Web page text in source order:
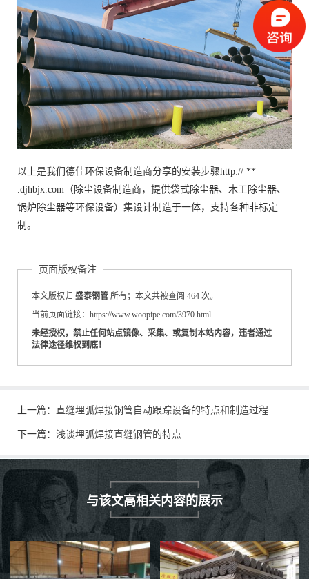
以上是我们德佳环保设备制造商分享的安装步骤http:// **
.djhbjx.com（除尘设备制造商，提供袋式除尘器、木工除尘器、
锅炉除尘器等环保设备）集设计制造于一体，支持各种非标定
制。
页面版权备注
本文版权归 盛泰钢管 所有；本文共被查阅 464 次。
当前页面链接：https://www.woopipe.com/3970.html
未经授权，禁止任何站点镜像、采集、或复制本站内容，违者通过
法律途径维权到底！
上一篇： 直缝埋弧焊接钢管自动跟踪设备的特点和制造过程
下一篇： 浅谈埋弧焊接直缝钢管的特点
与该文高相关内容的展示